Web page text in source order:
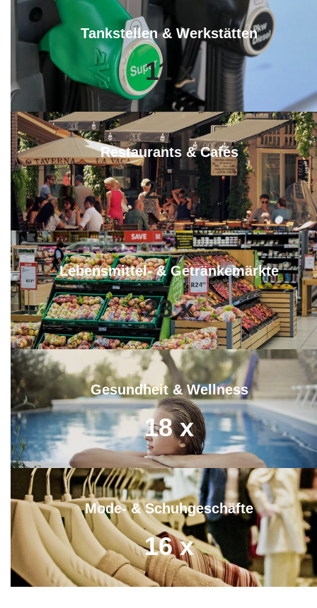
Tankstellen & Werkstätten
11 x
Restaurants & Cafés
24 x
Lebensmittel- & Getränkemärkte
23 x
Gesundheit & Wellness
18 x
Mode- & Schuhgeschäfte
16 x